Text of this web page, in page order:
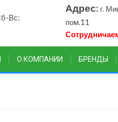
Вс:
Адрес: г.
пом.11
О КОМПАНИИ БРЕНДЫ